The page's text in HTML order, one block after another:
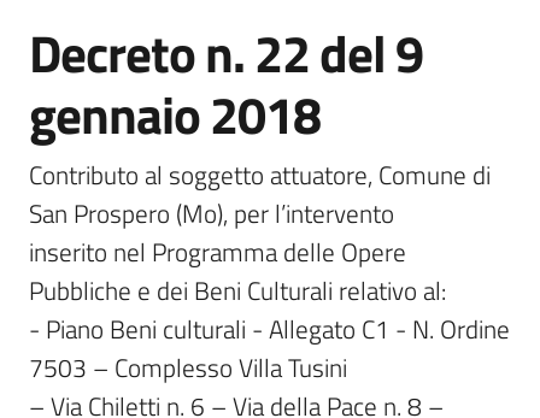
Decreto n. 22 del 9
gennaio 2018
Contributo al soggetto attuatore, Comune di
San Prospero (Mo), per l’intervento
inserito nel Programma delle Opere
Pubbliche e dei Beni Culturali relativo al:
- Piano Beni culturali - Allegato C1 - N. Ordine
7503 – Complesso Villa Tusini
– Via Chiletti n. 6 – Via della Pace n. 8 –